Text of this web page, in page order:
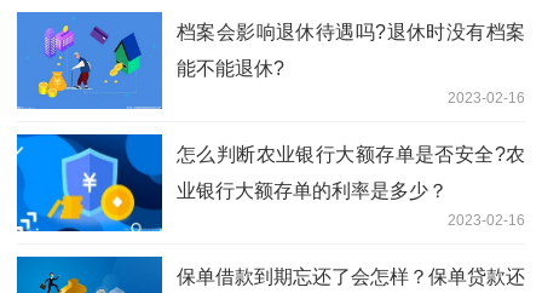
档案会影响退休待遇吗?退休时没有档案
能不能退休?
2023-02-16
怎么判断农业银行大额存单是否安全?农
业银行大额存单的利率是多少？
2023-02-16
保单借款到期忘还了会怎样？保单贷款还